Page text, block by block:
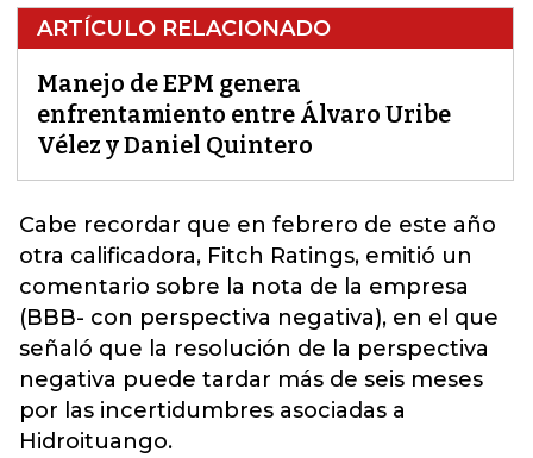
ARTÍCULO RELACIONADO
Manejo de EPM genera
enfrentamiento entre Álvaro Uribe
Vélez y Daniel Quintero
Cabe recordar que en febrero de este año
otra calificadora, Fitch Ratings, emitió un
comentario sobre la nota de la empresa
(BBB- con perspectiva negativa), en el que
señaló que la resolución de la perspectiva
negativa puede tardar más de seis meses
por las incertidumbres asociadas a
Hidroituango.